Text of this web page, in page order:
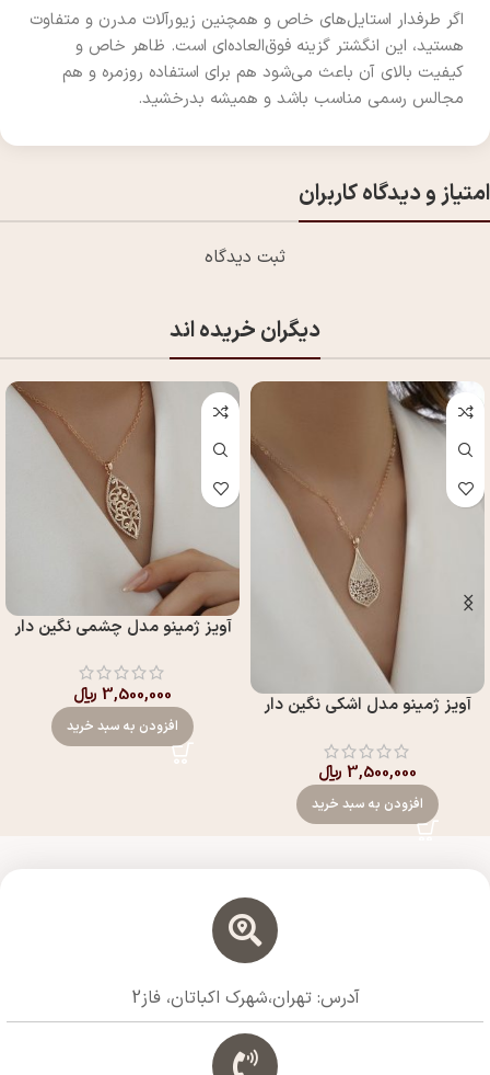
اگر طرفدار استایل‌های خاص و همچنین زیورآلات مدرن و متفاوت
هستید، این انگشتر گزینه فوق‌العاده‌ای است. ظاهر خاص و
کیفیت بالای آن باعث می‌شود هم برای استفاده روزمره و هم
مجالس رسمی مناسب باشد و همیشه بدرخشید.
امتیاز و دیدگاه کاربران
ثبت دیدگاه
دیگران خریده اند
آويز ژمینو مدل اشکي نگين دار
3,500,000 ﷼
افزودن به سبد خرید
آويز ژمینو مدل چشمي نگين دار
3,500,000 ﷼
افزودن به سبد خرید
آدرس: تهران،شهرک اکباتان، فاز2